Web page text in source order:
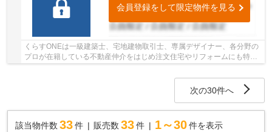
会員登録をして限定物件を見る
くらすONEは一級建築士、宅地建物取引士、専属デザイナー、各分野の
プロが在籍している不動産仲介をはじめ注文住宅やリフォームにも特化
次の30件へ
該当物件数 33件 販売数 33 件 1～30 件を表示